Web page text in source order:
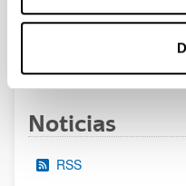
Noticias
RSS